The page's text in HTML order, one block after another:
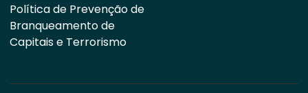
Política de Prevenção de
Branqueamento de
Capitais e Terrorismo